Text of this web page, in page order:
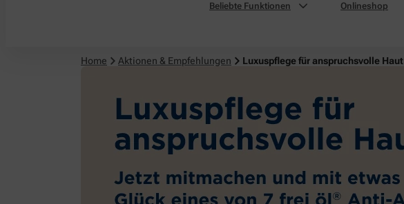
Beliebte Funktionen Onlineshop
Home Aktionen & Empfehlungen Luxuspflege für anspruchsvolle Haut